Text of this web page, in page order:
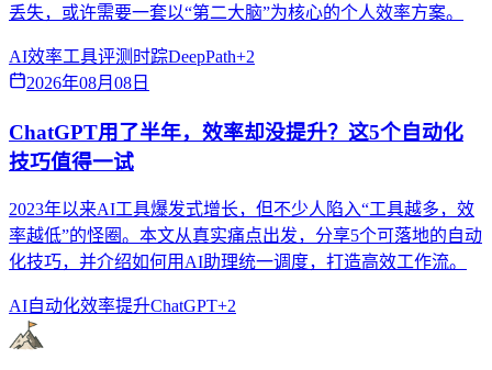
丢失，或许需要一套以“第二大脑”为核心的个人效率方案。
AI效率工具评测 时踪DeepPath+2
2026年08月08日
ChatGPT用了半年，效率却没提升？这5个自动化
技巧值得一试
2023年以来AI工具爆发式增长，但不少人陷入“工具越多，效
率越低”的怪圈。本文从真实痛点出发，分享5个可落地的自动
化技巧，并介绍如何用AI助理统一调度，打造高效工作流。
AI自动化效率提升ChatGPT+2